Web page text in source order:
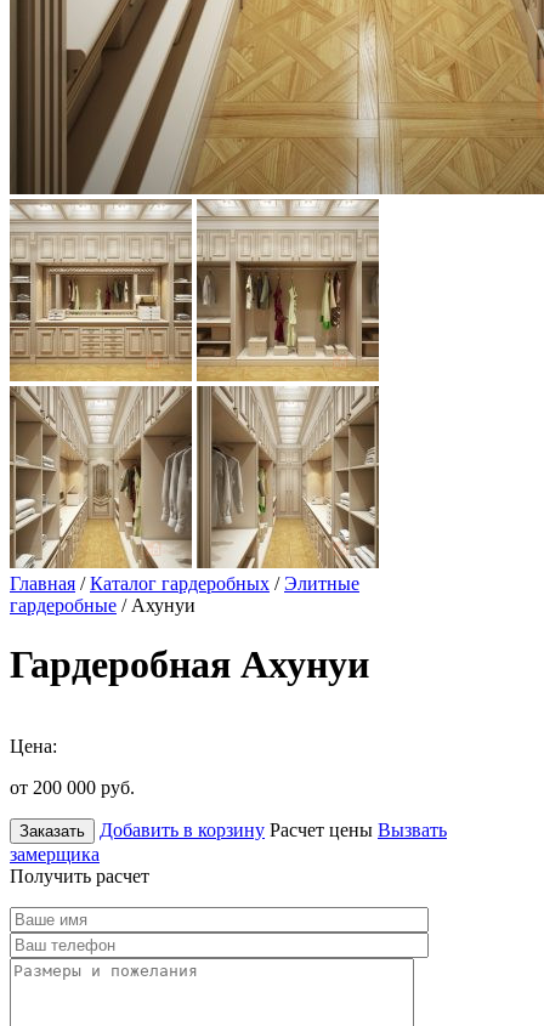
Главная /Каталог гардеробных /Элитные
гардеробные / Ахунуи
Гардеробная Ахунуи
Цена:
от 200 000 руб.
Заказать Добавить в корзину Расчет цены Вызвать
замерщика
Получить расчет